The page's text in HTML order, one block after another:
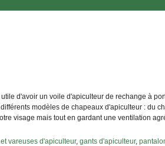
d'avoir un voile d'apiculteur de rechange à
modèles de chapeaux d'apiculteur : du
visage mais tout en gardant une ventilation
vareuses d'apiculteur, gants d'apiculteur,